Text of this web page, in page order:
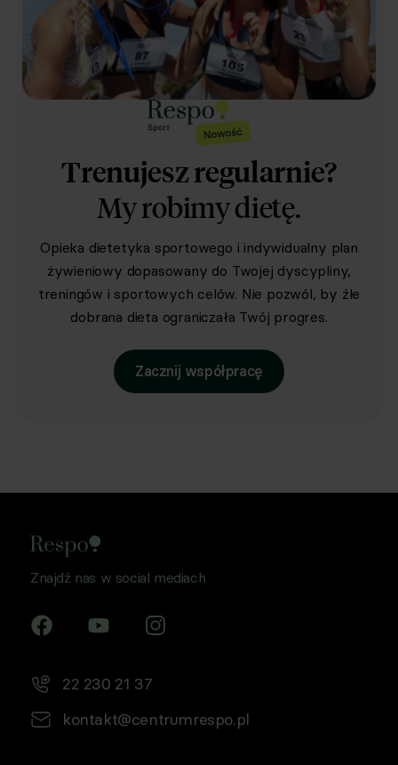
Trenujesz regularnie?
My robimy dietę.
Opieka dietetyka sportowego i indywidualny plan
żywieniowy dopasowany do Twojej dyscypliny,
treningów i sportowych celów. Nie pozwól, by źle
dobrana dieta ograniczała Twój progres.
Zacznij współpracę
Znajdź nas w social mediach
22 230 21 37
kontakt@centrumrespo.pl